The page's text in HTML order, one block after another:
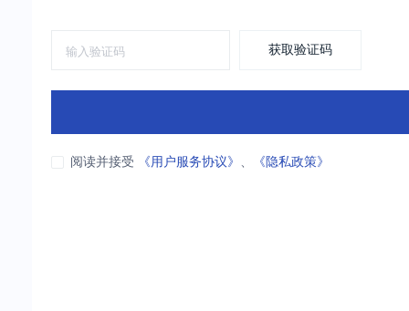
获取验证码
阅读并接受 《用户服务协议》 、 《隐私政策》